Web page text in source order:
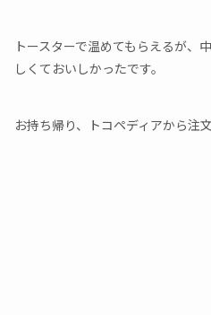
トースターで温めてもらえるが、
しくておいしかったです。
お持ち帰り、トコペディアから注